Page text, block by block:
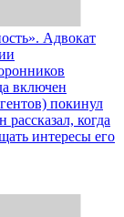
Адвокат
включен
покинул
когда
интересы его